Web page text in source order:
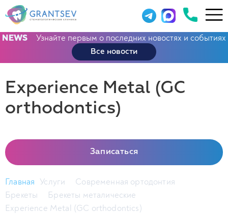
NEWS Узнайте первым о последних новостях и событиях
Все новости
Experience Metal (GC
orthodontics)
Записаться
Главная Услуги
Современная ортодонтия
Брекеты
Брекеты металические
Experience Metal (GC orthodontics)